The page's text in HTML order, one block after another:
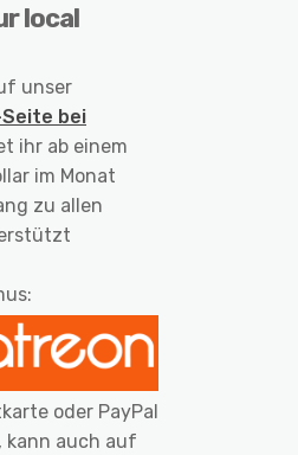
local
unser
bei
ihr ab einem
im Monat
zu allen
oder PayPal
kann auch auf